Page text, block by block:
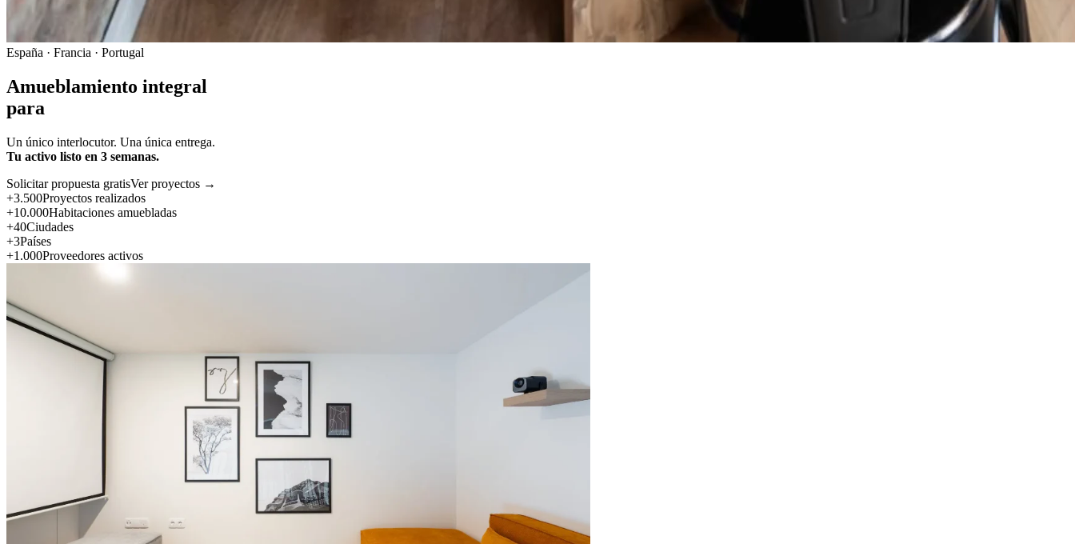
España · Francia · Portugal
Amueblamiento integral
para
Un único interlocutor. Una única entrega.
Tu activo listo en 3 semanas.
Solicitar propuesta gratisVer proyectos →
+3.500Proyectos realizados
+10.000Habitaciones amuebladas
+40Ciudades
+3Países
+1.000Proveedores activos